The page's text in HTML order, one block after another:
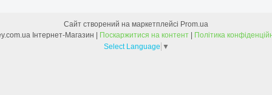
Сайт створений на маркетплейсі Prom.ua
Поскаржитися на контент
Політика
Select Language ▼